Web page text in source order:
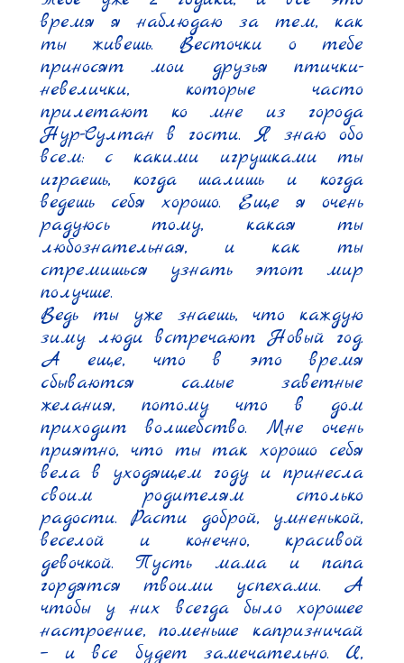
время я наблюдаю за тем, как
ты живешь. Весточки о тебе
приносят мои друзья птички-
невелички, которые часто
прилетают ко мне из города
Нур-Султан в гости. Я знаю обо
всем: с какими игрушками ты
играешь, когда шалишь и когда
ведешь себя хорошо. Еще я очень
радуюсь тому, какая ты
любознательная, и как ты
стремишься узнать этот мир
получше.
Ведь ты уже знаешь, что каждую
зиму люди встречают Новый год.
А еще, что в это время
сбываются самые заветные
желания, потому что в дом
приходит волшебство. Мне очень
приятно, что ты так хорошо себя
вела в уходящем году и принесла
своим родителям столько
радости. Расти доброй, умненькой,
веселой и конечно, красивой
девочкой. Пусть мама и папа
гордятся твоими успехами. А
чтобы у них всегда было хорошее
настроение, поменьше капризничай
– и все будет замечательно. И,